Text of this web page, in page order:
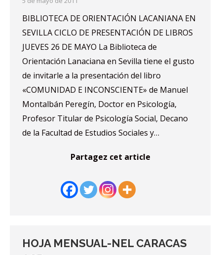
BIBLIOTECA DE ORIENTACIÓN LACANIANA EN
SEVILLA CICLO DE PRESENTACIÓN DE LIBROS
JUEVES 26 DE MAYO La Biblioteca de
Orientación Lanaciana en Sevilla tiene el gusto
de invitarle a la presentación del libro
«COMUNIDAD E INCONSCIENTE» de Manuel
Montalbán Peregín, Doctor en Psicología,
Profesor Titular de Psicología Social, Decano
de la Facultad de Estudios Sociales y…
Partagez cet article
HOJA MENSUAL-NEL CARACAS